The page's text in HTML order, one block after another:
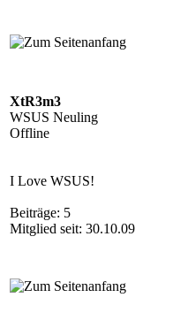
XtR3m3
WSUS Neuling
Offline
I Love WSUS!
Beiträge: 5
Mitglied seit: 30.10.09